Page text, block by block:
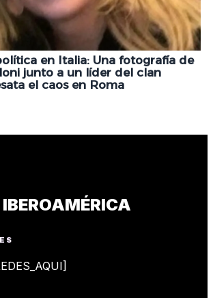
en Italia: Una fotografía de
junto a un líder del clan
el caos en Roma
IBEROAMÉRICA